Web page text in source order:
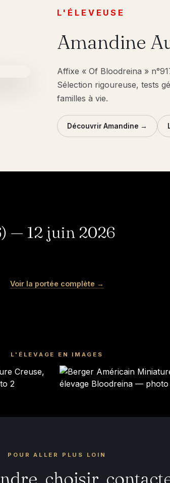
L'ÉLEVEUSE
Amandine
Affixe « Of Bloodreina »
Sélection rigoureuse, tests
familles à vie.
Découvrir Amandine →
— 12 juin 2026
Voir la portée complète →
L'ÉLEVAGE EN IMAGES
POUR ALLER PLUS LOIN
choisir,